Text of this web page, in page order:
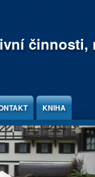
činnosti,
KNIHA